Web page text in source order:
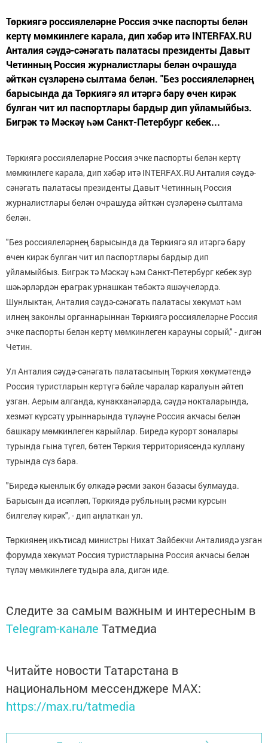
Төркиягә россиялеләрне Россия эчке паспорты белән
кертү мөмкинлеге карала, дип хәбәр итә INTERFAX.RU
Анталия сәүдә-сәнәгать палатасы президенты Давыт
Четинның Россия журналистлары белән очрашуда
әйткән сүзләренә сылтама белән. "Без россиялеләрнең
барысында да Төркиягә ял итәргә бару өчен кирәк
булган чит ил паспортлары бардыр дип уйламыйбыз.
Бигрәк тә Мәскәү һәм Санкт-Петербург кебек...
Төркиягә россиялеләрне Россия эчке паспорты белән кертү
мөмкинлеге карала, дип хәбәр итә INTERFAX.RU Анталия сәүдә-
сәнәгать палатасы президенты Давыт Четинның Россия
журналистлары белән очрашуда әйткән сүзләренә сылтама
белән.
"Без россиялеләрнең барысында да Төркиягә ял итәргә бару
өчен кирәк булган чит ил паспортлары бардыр дип
уйламыйбыз. Бигрәк тә Мәскәү һәм Санкт-Петербург кебек зур
шәһәрләрдән ераграк урнашкан төбәктә яшәүчеләрдә.
Шунлыктан, Анталия сәүдә-сәнәгать палатасы хөкүмәт һәм
илнең законлы органнарыннан Төркиягә россиялеләрне Россия
эчке паспорты белән кертү мөмкинлеген карауны сорый," - дигән
Четин.
Ул Анталия сәүдә-сәнәгать палатасының Төркия хөкүмәтендә
Россия туристларын кертүгә бәйле чаралар каралуын әйтеп
узган. Аерым алганда, кунакханәләрдә, сәүдә нокталарында,
хезмәт күрсәтү урыннарында түләүне Россия акчасы белән
башкару мөмкинлеген карыйлар. Биредә курорт зоналары
турында гына түгел, бөтен Төркия территориясендә куллану
турында сүз бара.
"Биредә кыенлык бу өлкәдә рәсми закон базасы булмауда.
Барысын да исәпләп, Төркиядә рубльның рәсми курсын
билгеләү кирәк", - дип аңлаткан ул.
Төркиянең икътисад министры Нихат Зайбекчи Анталиядә узган
форумда хөкүмәт Россия туристларына Россия акчасы белән
түләү мөмкинлеге тудыра ала, дигән иде.
Следите за самым важным и интересным в
Telegram-канале Татмедиа
Читайте новости Татарстана в
национальном мессенджере MАХ:
https://max.ru/tatmedia